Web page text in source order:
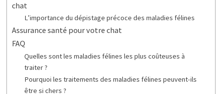
chat
L’importance du dépistage précoce des maladies félines
Assurance santé pour votre chat
FAQ
Quelles sont les maladies félines les plus coûteuses à
traiter ?
Pourquoi les traitements des maladies félines peuvent-ils
être si chers ?